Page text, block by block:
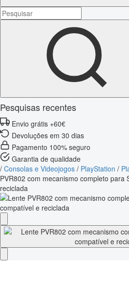
Pesquisas recentes
Envio grátis +60€
Devoluções em 30 dias
Pagamento 100% seguro
Garantia de qualidade
/ Consolas e Videojogos / PlayStation /
PVR802 com mecanismo completo para
reciclada